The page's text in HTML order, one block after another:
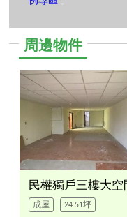
周邊物件
民權獨戶三樓大空
成屋 24.51坪